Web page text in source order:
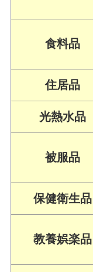
食料品
住居品
光熱水品
被服品
保健衛生品
教養娯楽品